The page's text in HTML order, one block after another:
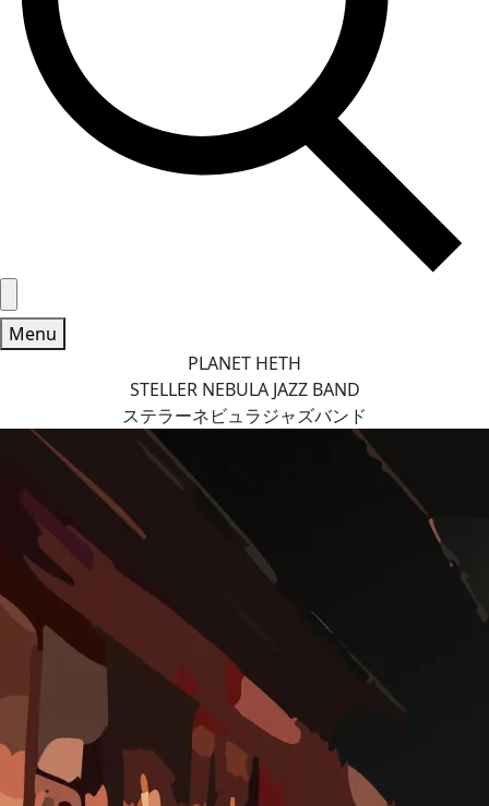
Menu
PLANET HETH
STELLER NEBULA JAZZ BAND
ステラーネビュラジャズバンド